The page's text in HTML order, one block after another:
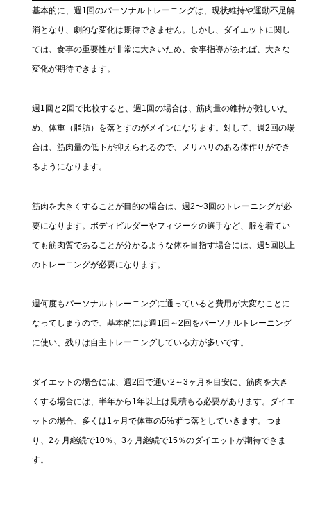
基本的に、週1回のパーソナルトレーニングは、現状維持や運動不足解
消となり、劇的な変化は期待できません。しかし、ダイエットに関し
ては、食事の重要性が非常に大きいため、食事指導があれば、大きな
変化が期待できます。
週1回と2回で比較すると、週1回の場合は、筋肉量の維持が難しいた
め、体重（脂肪）を落とすのがメインになります。対して、週2回の場
合は、筋肉量の低下が抑えられるので、メリハリのある体作りができ
るようになります。
筋肉を大きくすることが目的の場合は、週2〜3回のトレーニングが必
要になります。ボディビルダーやフィジークの選手など、服を着てい
ても筋肉質であることが分かるような体を目指す場合には、週5回以上
のトレーニングが必要になります。
週何度もパーソナルトレーニングに通っていると費用が大変なことに
なってしまうので、基本的には週1回～2回をパーソナルトレーニング
に使い、残りは自主トレーニングしている方が多いです。
ダイエットの場合には、週2回で通い2～3ヶ月を目安に、筋肉を大き
くする場合には、半年から1年以上は見積もる必要があります。ダイエ
ットの場合、多くは1ヶ月で体重の5%ずつ落としていきます。つま
り、2ヶ月継続で10％、3ヶ月継続で15％のダイエットが期待できま
す。